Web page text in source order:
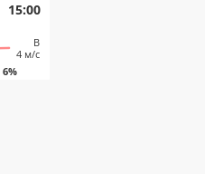
15:00
В
4 м/с
6%